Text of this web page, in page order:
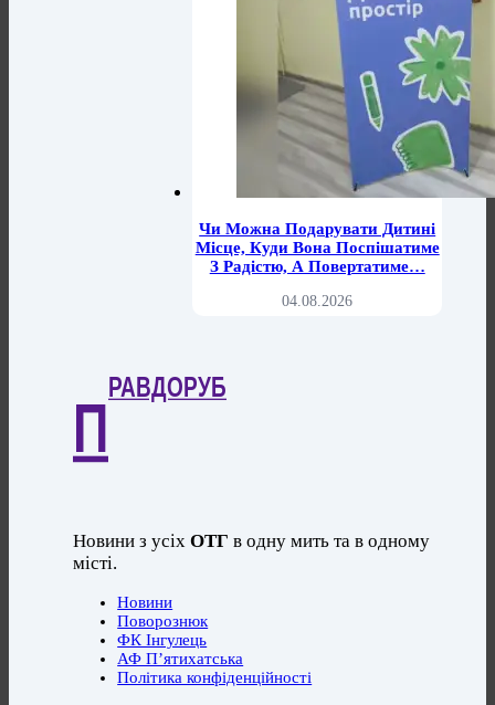
Чи Можна Подарувати Дитині
Місце, Куди Вона Поспішатиме
З Радістю, А Повертатиме…
04.08.2026
П
РАВДОРУБ
Новини з усіхОТГ в одну мить та в одному
місті.
Новини
Поворознюк
ФК Інгулець
АФ П’ятихатська
Політика конфіденційності